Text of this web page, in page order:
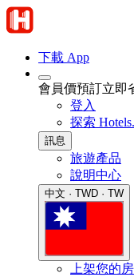
下載 App
會員價預訂立即
登入
探索
訊息
旅遊產品
說明中心
中文 · TWD · TW
上架您的